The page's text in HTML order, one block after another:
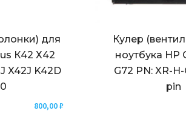
для
К42 Х42
X42J K42D
800,00₽
Кулер
ноутбука HP
G72 PN: XR-
pin